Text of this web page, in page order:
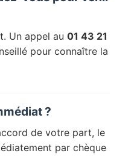
Un appel au 01 43 21
pour connaître la
?
de votre part, le
par chèque